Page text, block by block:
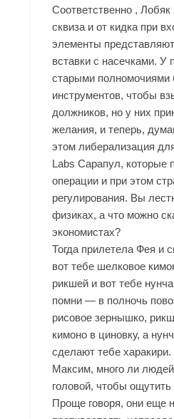
Соответственно ,
сквиза и от кидка при
элементы
вставки с насечками. У
старыми полномочиями
инструментов, чтобы
должников, но у них
желания, и теперь,
этом либерализация
Labs Сарапул, которые
операции и при этом
регулирования. Вы
физиках, а что можно
экономистах?
Тогда прилетела Фея и
вот тебе шелковое
рикшей и вот тебе
помни — в полночь
рисовое зернышко,
кимоно в циновку, а
сделают тебе
Максим, много ли
головой, чтобы
Проще говоря, они еще